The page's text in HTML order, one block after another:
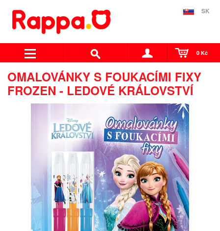
SK
0 Kč
OMALOVÁNKY S FOUKACÍMI FIXY
FROZEN - LEDOVÉ KRÁLOVSTVÍ